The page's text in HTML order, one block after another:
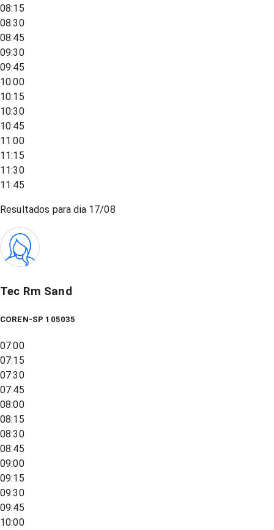
08:15
08:30
08:45
09:30
09:45
10:00
10:15
10:30
10:45
11:00
11:15
11:30
11:45
Resultados para dia 17/08
Tec Rm Sand
COREN-SP 105035
07:00
07:15
07:30
07:45
08:00
08:15
08:30
08:45
09:00
09:15
09:30
09:45
10:00